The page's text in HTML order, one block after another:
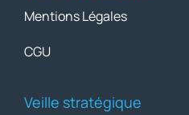
Mentions Légales
CGU
Veille stratégique